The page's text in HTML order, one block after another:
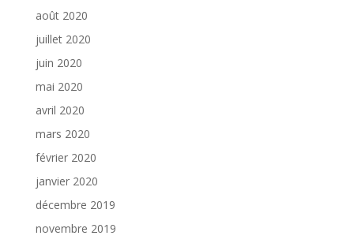
août 2020
juillet 2020
juin 2020
mai 2020
avril 2020
mars 2020
février 2020
janvier 2020
décembre 2019
novembre 2019